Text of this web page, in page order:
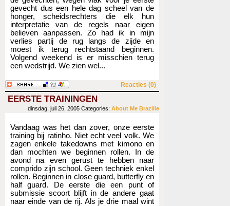
gevecht dus een hele dag scheel van de
honger, scheidsrechters die elk hun
interpretatie van de regels naar eigen
believen aanpassen. Zo had ik in mijn
verlies partij de rug langs de zijde en
moest ik terug rechtstaand beginnen.
Volgend weekend is er misschien terug
een wedstrijd. We zien wel...
Reacties (0)
EERSTE TRAININGEN
dinsdag, juli 26, 2005 Categories: About Me Brazilie
Vandaag was het dan zover, onze eerste
training bij ratinho. Niet echt veel volk. We
zagen enkele takedowns met kimono en
dan mochten we beginnen rollen. In de
avond na even gerust te hebben naar
comprido zijn school. Geen techniek enkel
rollen. Beginnen in close guard, butterfly en
half guard. De eerste die een punt of
submissie scoort blijft in de andere gaat
naar einde van de rij. Als je drie maal wint